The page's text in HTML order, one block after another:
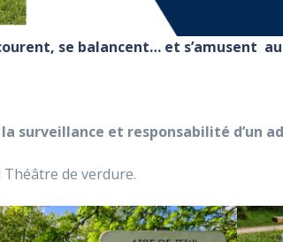
se balancent… et s’amusent
surveillance et responsabilité d’un
Théâtre de verdure.